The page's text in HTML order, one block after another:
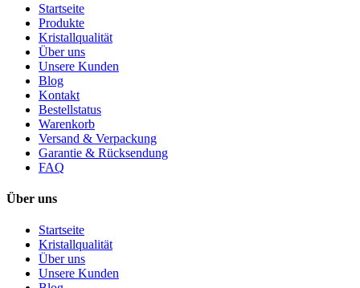
Startseite
Produkte
Kristallqualität
Über uns
Unsere Kunden
Blog
Kontakt
Bestellstatus
Warenkorb
Versand & Verpackung
Garantie & Rücksendung
FAQ
Über uns
Startseite
Kristallqualität
Über uns
Unsere Kunden